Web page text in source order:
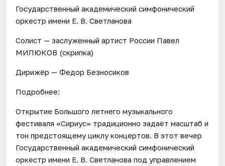
Государственный академический симфонический
оркестр имени Е. В. Светланова
Солист — заслуженный артист России Павел
МИЛЮКОВ (скрипка)
Дирижёр — Федор Безносиков
Подробнее:
Открытие Большого летнего музыкального
фестиваля «Сириус» традиционно задаёт масштаб и
тон предстоящему циклу концертов. В этот вечер
Государственный академический симфонический
оркестр имени Е. В. Светланова под управлением